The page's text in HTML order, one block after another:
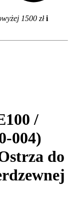
1500 złi
/
004)
do